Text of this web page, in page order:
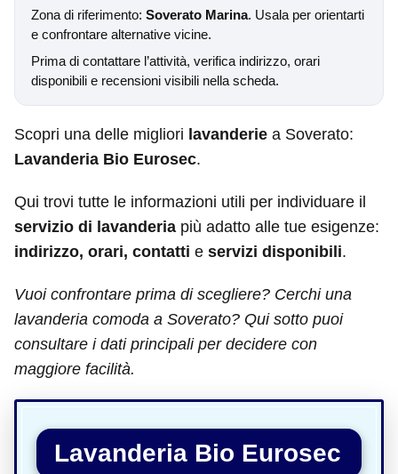
Zona di riferimento: Soverato Marina. Usala per orientarti
e confrontare alternative vicine.
Prima di contattare l’attività, verifica indirizzo, orari
disponibili e recensioni visibili nella scheda.
Scopri una delle migliori lavanderie a Soverato:
Lavanderia Bio Eurosec.
Qui trovi tutte le informazioni utili per individuare il
servizio di lavanderia più adatto alle tue esigenze:
indirizzo, orari, contatti e servizi disponibili.
Vuoi confrontare prima di scegliere? Cerchi una
lavanderia comoda a Soverato? Qui sotto puoi
consultare i dati principali per decidere con
maggiore facilità.
Lavanderia Bio Eurosec